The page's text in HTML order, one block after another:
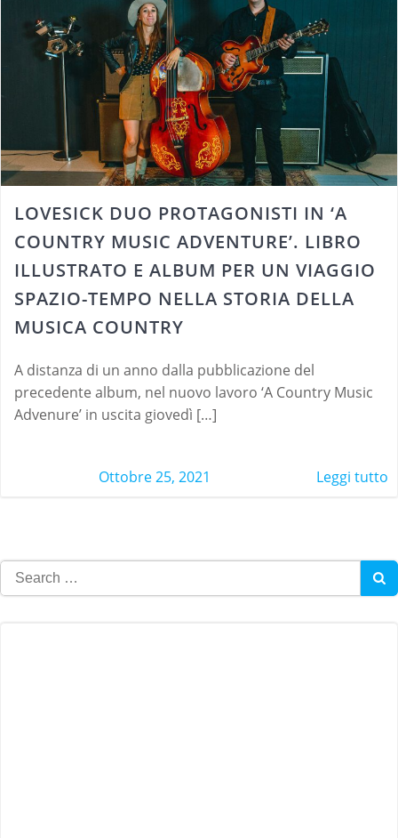
LOVESICK DUO PROTAGONISTI IN ‘A
COUNTRY MUSIC ADVENTURE’. LIBRO
ILLUSTRATO E ALBUM PER UN VIAGGIO
SPAZIO-TEMPO NELLA STORIA DELLA
MUSICA COUNTRY
A distanza di un anno dalla pubblicazione del
precedente album, nel nuovo lavoro ‘A Country Music
Advenure’ in uscita giovedì […]
Ottobre 25, 2021 Leggi tutto
Search
for: